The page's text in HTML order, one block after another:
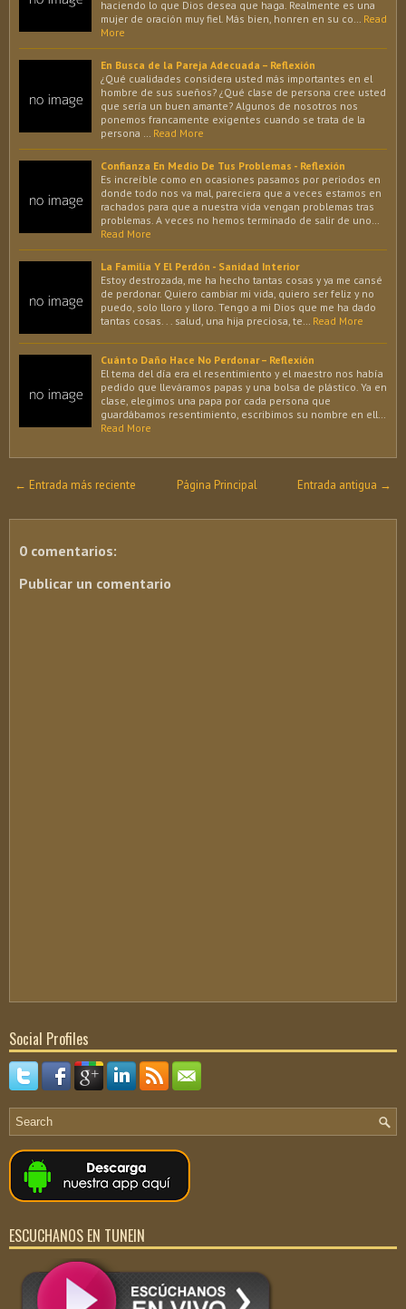
haciendo lo que Dios desea que haga. Realmente es una
mujer de oración muy fiel. Más bien, honren en su co…
Read
More
En Busca de la Pareja Adecuada – Reflexión
¿Qué cualidades considera usted más importantes en el
hombre de sus sueños? ¿Qué clase de persona cree usted
que sería un buen amante? Algunos de nosotros nos
ponemos francamente exigentes cuando se trata de la
persona …
Read More
Confianza En Medio De Tus Problemas - Reflexión
Es increíble como en ocasiones pasamos por periodos en
donde todo nos va mal, pareciera que a veces estamos en
rachados para que a nuestra vida vengan problemas tras
problemas. A veces no hemos terminado de salir de uno…
Read More
La Familia Y El Perdón - Sanidad Interior
Estoy destrozada, me ha hecho tantas cosas y ya me cansé
de perdonar. Quiero cambiar mi vida, quiero ser feliz y no
puedo, solo lloro y lloro. Tengo a mi Dios que me ha dado
tantas cosas. . . salud, una hija preciosa, te…
Read More
Cuánto Daño Hace No Perdonar – Reflexión
El tema del día era el resentimiento y el maestro nos había
pedido que lleváramos papas y una bolsa de plástico. Ya en
clase, elegimos una papa por cada persona que
guardábamos resentimiento, escribimos su nombre en ell…
Read More
← Entrada más reciente Entrada antigua →
Página Principal
0 comentarios:
Publicar un comentario
Social Profiles
ESCUCHANOS EN TUNEIN